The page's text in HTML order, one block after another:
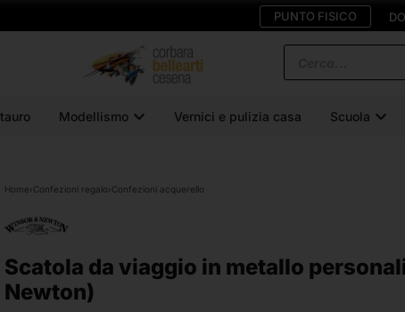
PUNTO FISICO
Modellismo Vernici e pulizia casa Scuola
Home›Confezioni regalo›Confezioni acquerello
Scatola da viaggio in metallo
Newton)